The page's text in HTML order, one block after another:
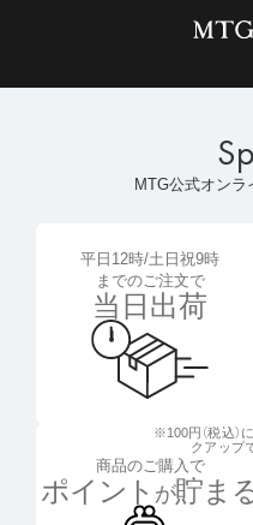
MTG公式オン
平日12時/土日祝9時
までのご注文で
当日出荷
商品のご購入で
ポイント が貯ま
※100円（税込）
クアップ